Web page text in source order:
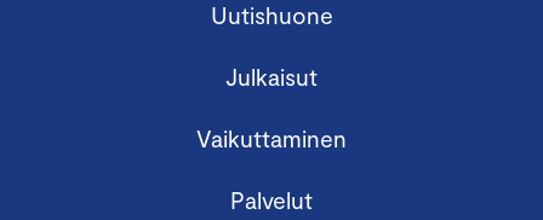
Uutishuone
Julkaisut
Vaikuttaminen
Palvelut